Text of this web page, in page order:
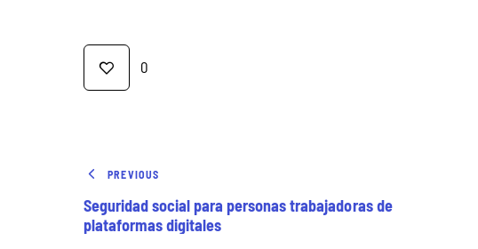
0
PREVIOUS
Seguridad social para personas trabajadoras de
plataformas digitales